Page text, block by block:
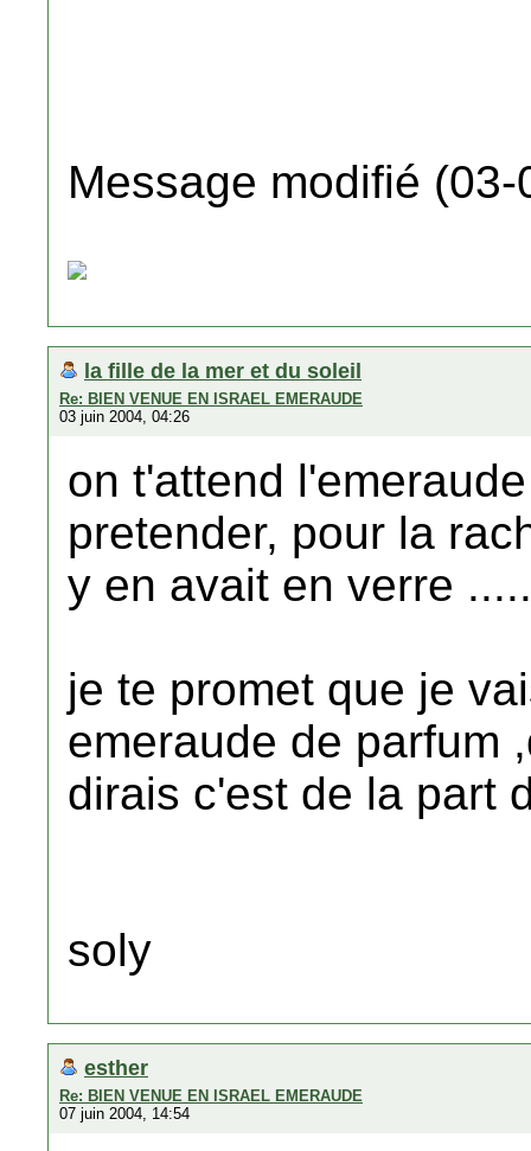
Message modifié
la fille de la mer et du soleil
Re: BIEN VENUE EN ISRAEL EMERAUDE
03 juin 2004, 04:26
on t'attend
pretender, pour la
y en avait en verre
je te promet que je
emeraude de parfum
dirais c'est de la part
soly
esther
Re: BIEN VENUE EN ISRAEL EMERAUDE
07 juin 2004, 14:54